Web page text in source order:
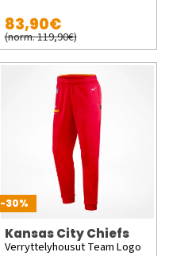
83,90€
(norm. 119,90€)
-30%
Kansas City Chiefs
Verryttelyhousut Team Logo